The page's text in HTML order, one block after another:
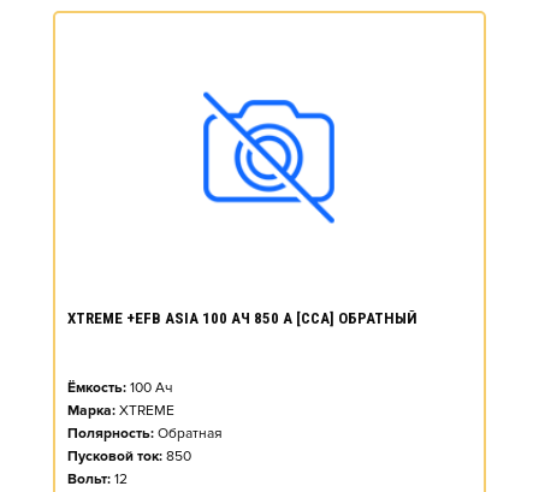
XTREME +EFB ASIA 100 АЧ 850 А [CCA] ОБРАТНЫЙ
Ёмкость: 100 Ач
Марка: XTREME
Полярность: Обратная
Пусковой ток: 850
Вольт: 12